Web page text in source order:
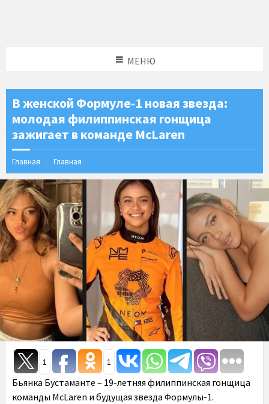
МЕНЮ
В женской Формуле-1 новая звезда:
молодая филиппинская гонщица
зажигает в команде McLaren
Главная Главная
1 1
Бьянка Бустаманте – 19-летняя филиппинская гонщица
команды McLaren и будущая звезда Формулы-1.